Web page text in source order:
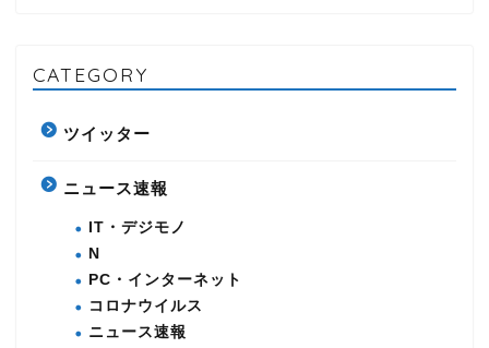
CATEGORY
ツイッター
ニュース速報
IT・デジモノ
N
PC・インターネット
コロナウイルス
ニュース速報